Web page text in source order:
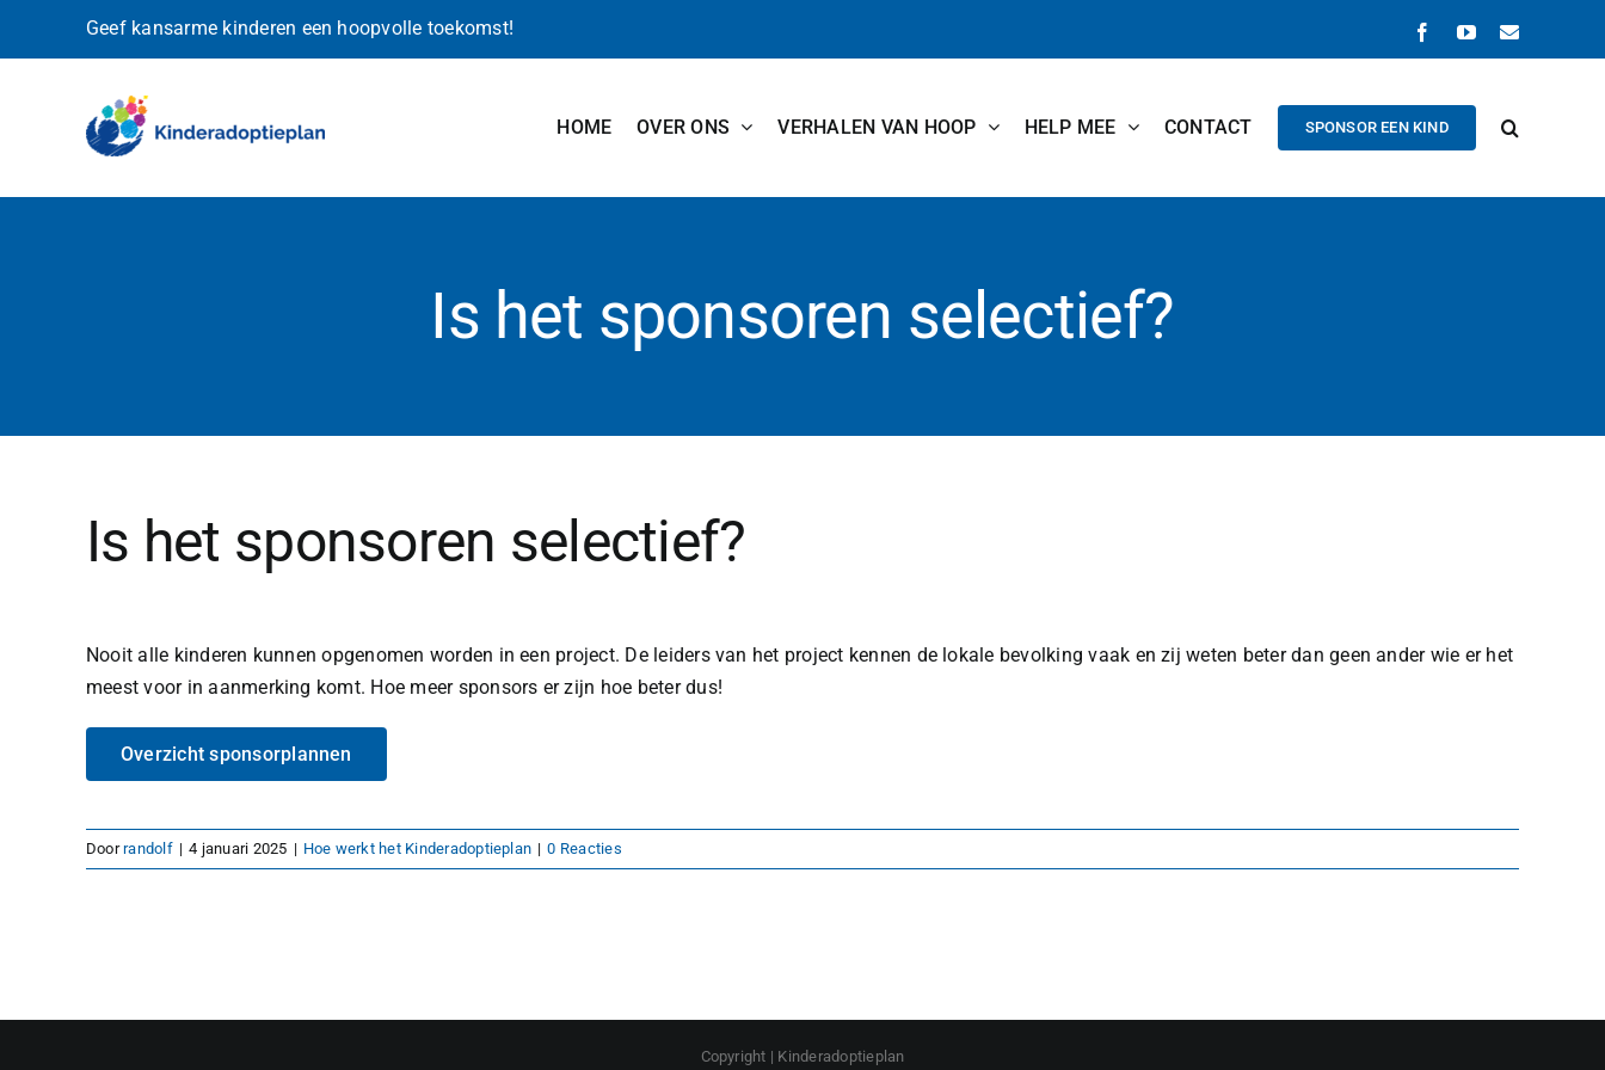
Geef kansarme kinderen een hoopvolle toekomst! FacebookYouTube
E-
HOME OVER ONS VERHALEN VAN HOOP HELP MEE CONTACT SPONSOR EEN KIND
Is het sponsoren selectief?
Is het sponsoren selectief?
Nooit alle kinderen kunnen opgenomen worden in een project. De leiders van het project kennen de lokale bevolking vaak en zij weten beter dan geen ander wie er het
meest voor in aanmerking komt. Hoe meer sponsors er zijn hoe beter dus!
Overzicht sponsorplannen
Doorrandolf | 4 januari 2025 | Hoe werkt het Kinderadoptieplan | 0 Reacties
Copyright | Kinderadoptieplan